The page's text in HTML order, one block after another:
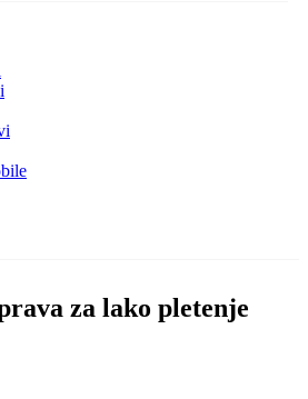
za lako pletenje